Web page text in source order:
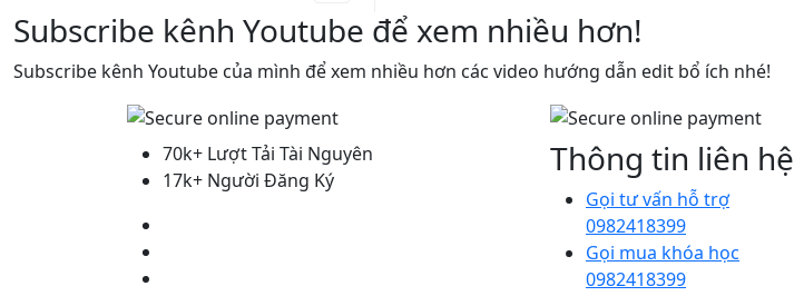
Subscribe kênh Youtube để xem nhiều hơn!
Subscribe kênh Youtube của mình để xem nhiều hơn các video hướng dẫn edit bổ ích nhé!
70k+ Lượt Tải Tài Nguyên
17k+ Người Đăng Ký
Thông tin liên hệ
Gọi tư vấn hỗ trợ
0982418399
Gọi mua khóa học
0982418399